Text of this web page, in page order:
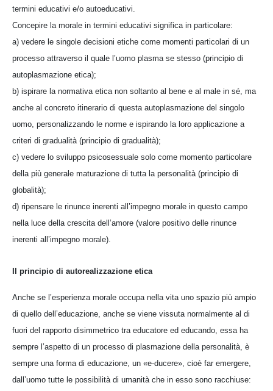
termini educativi e/o autoeducativi.
Concepire la morale in termini educativi significa in particolare:
a) vedere le singole decisioni etiche come momenti particolari di un
processo attraverso il quale l’uomo plasma se stesso (principio di
autoplasmazione etica);
b) ispirare la normativa etica non soltanto al bene e al male in sé, ma
anche al concreto itinerario di questa autoplasmazione del singolo
uomo, personalizzando le norme e ispirando la loro applicazione a
criteri di gradualità (principio di gradualità);
c) vedere lo sviluppo psicosessuale solo come momento particolare
della più generale maturazione di tutta la personalità (principio di
globalità);
d) ripensare le rinunce inerenti all’impegno morale in questo campo
nella luce della crescita dell’amore (valore positivo delle rinunce
inerenti all’impegno morale).
Il principio di autorealizzazione etica
Anche se l’esperienza morale occupa nella vita uno spazio più ampio
di quello dell’educazione, anche se viene vissuta normalmente al di
fuori del rapporto disimmetrico tra educatore ed educando, essa ha
sempre l’aspetto di un processo di plasmazione della personalità, è
sempre una forma di educazione, un «e-ducere», cioè far emergere,
dall’uomo tutte le possibilità di umanità che in esso sono racchiuse: